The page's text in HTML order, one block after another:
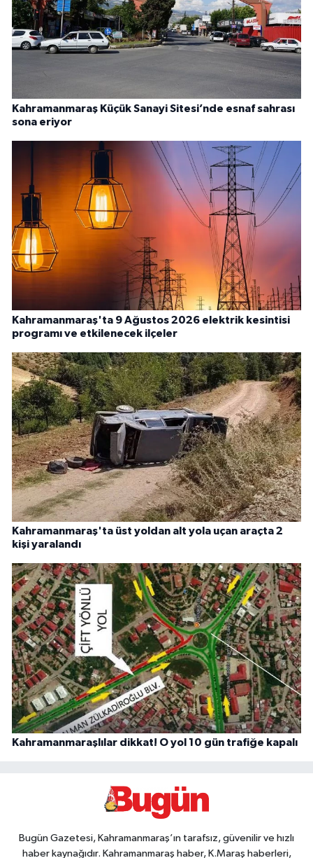
Kahramanmaraş Küçük Sanayi Sitesi’nde esnaf sahrası
sona eriyor
Kahramanmaraş'ta 9 Ağustos 2026 elektrik kesintisi
programı ve etkilenecek ilçeler
Kahramanmaraş'ta üst yoldan alt yola uçan araçta 2
kişi yaralandı
Kahramanmaraşlılar dikkat! O yol 10 gün trafiğe kapalı
Bugün Gazetesi, Kahramanmaraş’ın tarafsız, güvenilir ve hızlı
haber kaynağıdır. Kahramanmaraş haber, K.Maraş haberleri,